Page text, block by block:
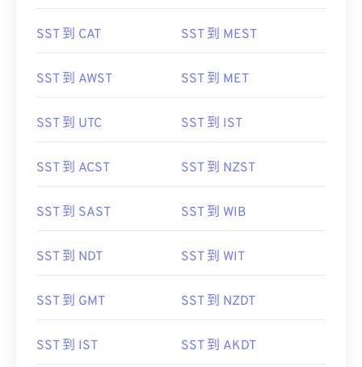
SST 到 CAT SST 到 MEST
SST 到 AWST SST 到 MET
SST 到 UTC SST 到 IST
SST 到 ACST SST 到 NZST
SST 到 SAST SST 到 WIB
SST 到 NDT SST 到 WIT
SST 到 GMT SST 到 NZDT
SST 到 IST SST 到 AKDT